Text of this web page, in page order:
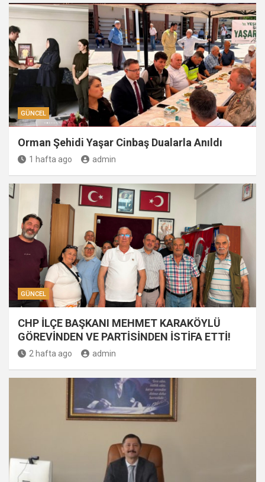
GÜNCEL
Orman Şehidi Yaşar Cinbaş Dualarla Anıldı
1 hafta ago admin
GÜNCEL
CHP İLÇE BAŞKANI MEHMET KARAKÖYLÜ
GÖREVİNDEN VE PARTİSİNDEN İSTİFA ETTİ!
2 hafta ago admin